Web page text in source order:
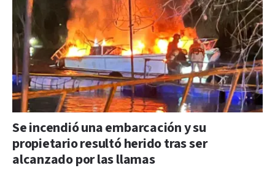
Se incendió una embarcación y su
propietario resultó herido tras ser
alcanzado por las llamas